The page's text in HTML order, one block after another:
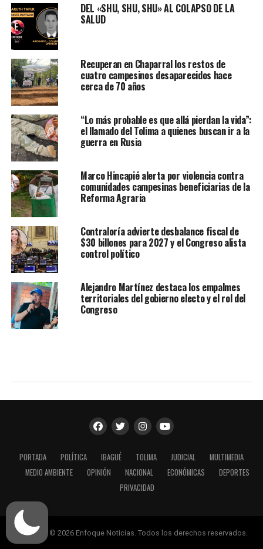
DEL «SHU, SHU, SHU» AL COLAPSO DE LA
SALUD
Recuperan en Chaparral los restos de
cuatro campesinos desaparecidos hace
cerca de 70 años
“Lo más probable es que allá pierdan la vida”:
el llamado del Tolima a quienes buscan ir a la
guerra en Rusia
Marco Hincapié alerta por violencia contra
comunidades campesinas beneficiarias de la
Reforma Agraria
Contraloría advierte desbalance fiscal de
$30 billones para 2027 y el Congreso alista
control político
Alejandro Martínez destaca los empalmes
territoriales del gobierno electo y el rol del
Congreso
PORTADA POLÍTICA IBAGUÉ TOLIMA JUDICIAL
MULTIMEDIA
MEDIO AMBIENTE
OPINIÓN NACIONAL ECONÓMICAS
DEPORTES
PRIVACIDAD
Copyright © 2026 Enfoque Noticias. Todos los derechos reservados.